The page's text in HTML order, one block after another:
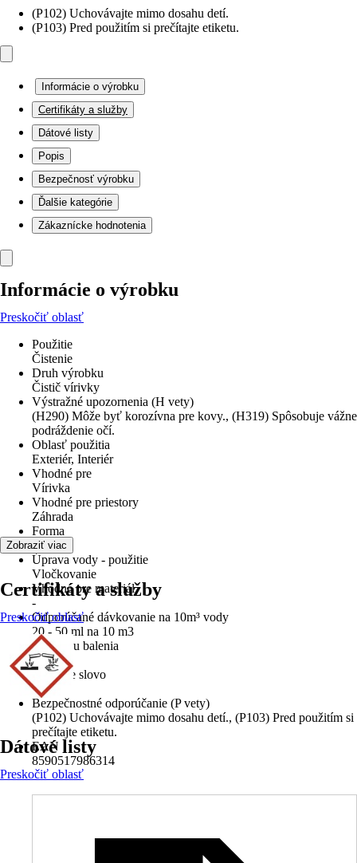
(P102) Uchovávajte mimo dosahu detí.
(P103) Pred použitím si prečítajte etiketu.
Informácie o výrobku
Certifikáty a služby
Dátové listy
Popis
Bezpečnosť výrobku
Ďalšie kategórie
Zákaznícke hodnotenia
Informácie o výrobku
Preskočiť oblasť
Použitie
Čistenie
Druh výrobku
Čistič vírivky
Výstražné upozornenia (H vety)
(H290) Môže byť korozívna pre kovy., (H319) Spôsobuje vážne
podráždenie očí.
Oblasť použitia
Exteriér, Interiér
Vhodné pre
Vírivka
Vhodné pre priestory
Záhrada
Forma
Tekutá
Úprava vody - použitie
Vločkovanie
Vhodné pre materiál
-
Odporúčané dávkovanie na 10m³ vody
20 - 50 ml na 10 m3
Súčasťou balenia
x
Signálne slovo
Pozor
Bezpečnostné odporúčanie (P vety)
(P102) Uchovávajte mimo dosahu detí., (P103) Pred použitím si
prečítajte etiketu.
EAN
8590517986314
Zobraziť viac
Certifikáty a služby
Preskočiť oblasť
Dátové listy
Preskočiť oblasť